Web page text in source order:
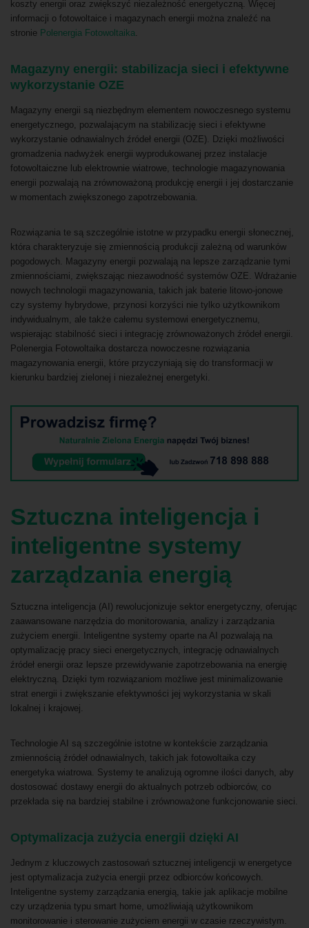
koszty energii oraz zwiększyć niezależność energetyczną. Więcej
informacji o fotowoltaice i magazynach energii można znaleźć na
stronie Polenergia Fotowoltaika
Magazyny energii: stabilizacja sieci i efektywne
wykorzystanie OZE
Magazyny energii są niezbędnym elementem nowoczesnego systemu
energetycznego, pozwalającym na stabilizację sieci i efektywne
wykorzystanie odnawialnych źródeł energii (OZE). Dzięki możliwości
gromadzenia nadwyżek energii wyprodukowanej przez instalacje
fotowoltaiczne lub elektrownie wiatrowe, technologie magazynowania
energii pozwalają na zrównoważoną produkcję energii i jej dostarczanie
w momentach zwiększonego zapotrzebowania.
Rozwiązania te są szczególnie istotne w przypadku energii słonecznej,
która charakteryzuje się zmiennością produkcji zależną od warunków
pogodowych. Magazyny energii pozwalają na lepsze zarządzanie tymi
zmiennościami, zwiększając niezawodność systemów OZE. Wdrażanie
nowych technologii magazynowania, takich jak baterie litowo-jonowe
czy systemy hybrydowe, przynosi korzyści nie tylko użytkownikom
indywidualnym, ale także całemu systemowi energetycznemu,
wspierając stabilność sieci i integrację zrównoważonych źródeł energii.
Polenergia Fotowoltaika dostarcza nowoczesne rozwiązania
magazynowania energii, które przyczyniają się do transformacji w
kierunku bardziej zielonej i niezależnej energetyki.
Sztuczna inteligencja i
inteligentne systemy
zarządzania energią
Sztuczna inteligencja (AI) rewolucjonizuje sektor energetyczny, oferując
zaawansowane narzędzia do monitorowania, analizy i zarządzania
zużyciem energii. Inteligentne systemy oparte na AI pozwalają na
optymalizację pracy sieci energetycznych, integrację odnawialnych
źródeł energii oraz lepsze przewidywanie zapotrzebowania na energię
elektryczną. Dzięki tym rozwiązaniom możliwe jest minimalizowanie
strat energii i zwiększanie efektywności jej wykorzystania w skali
lokalnej i krajowej.
Technologie AI są szczególnie istotne w kontekście zarządzania
zmiennością źródeł odnawialnych, takich jak fotowoltaika czy
energetyka wiatrowa. Systemy te analizują ogromne ilości danych, aby
dostosować dostawy energii do aktualnych potrzeb odbiorców, co
przekłada się na bardziej stabilne i zrównoważone funkcjonowanie sieci.
Optymalizacja zużycia energii dzięki AI
Jednym z kluczowych zastosowań sztucznej inteligencji w energetyce
jest optymalizacja zużycia energii przez odbiorców końcowych.
Inteligentne systemy zarządzania energią, takie jak aplikacje mobilne
czy urządzenia typu smart home, umożliwiają użytkownikom
monitorowanie i sterowanie zużyciem energii w czasie rzeczywistym.